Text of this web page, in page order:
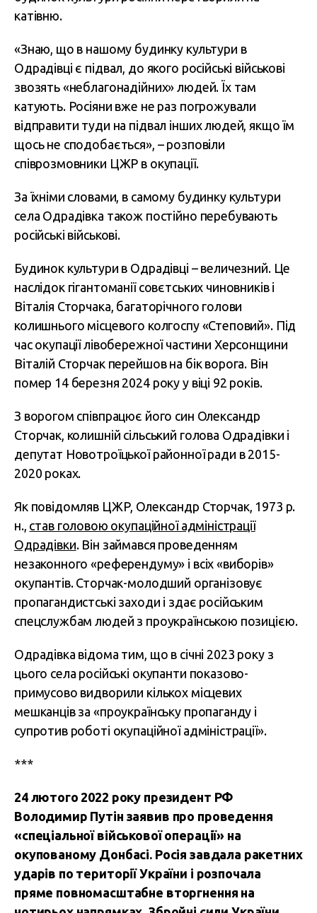
катівню.
«Знаю, що в нашому будинку культури в
Одрадівці є підвал, до якого російські військові
звозять «неблагонадійних» людей. Їх там
катують. Росіяни вже не раз погрожували
відправити туди на підвал інших людей, якщо їм
щось не сподобається», – розповіли
співрозмовники ЦЖР в окупації.
За їхніми словами, в самому будинку культури
села Одрадівка також постійно перебувають
російські військові.
Будинок культури в Одрадівці – величезний. Це
наслідок гігантоманії совєтських чиновників і
Віталія Сторчака, багаторічного голови
колишнього місцевого колгоспу «Степовий». Під
час окупації лівобережної частини Херсонщини
Віталій Сторчак перейшов на бік ворога. Він
помер 14 березня 2024 року у віці 92 років.
З ворогом співпрацює його син Олександр
Сторчак, колишній сільський голова Одрадівки і
депутат Новотроїцької районної ради в 2015-
2020 роках.
Як повідомляв ЦЖР, Олександр Сторчак, 1973 р.
н., став головою окупаційної адміністрації
Одрадівки. Він займався проведенням
незаконного «референдуму» і всіх «виборів»
окупантів. Сторчак-молодший організовує
пропагандистські заходи і здає російським
спецслужбам людей з проукраїнською позицією.
Одрадівка відома тим, що в січні 2023 року з
цього села російські окупанти показово-
примусово видворили кількох місцевих
мешканців за «проукраїнську пропаганду і
супротив роботі окупаційної адміністрації».
***
24 лютого 2022 року президент РФ
Володимир Путін заявив про проведення
«спеціальної військової операції» на
окупованому Донбасі. Росія завдала ракетних
ударів по території України і розпочала
пряме повномасштабне вторгнення на